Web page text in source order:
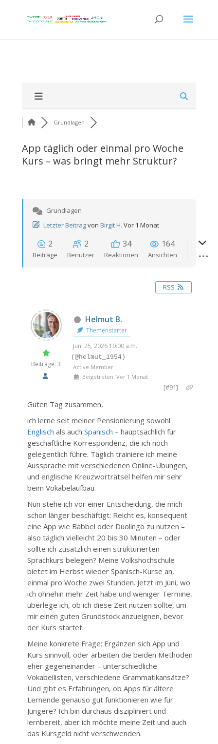
Grundlagen
App täglich oder einmal pro Woche
Kurs – was bringt mehr Struktur?
Grundlagen
Letzter Beitragvon Birgit H. Vor 1 Monat
2
Beiträge
2
Benutzer
34
Reaktionen
164
Ansichten
RSS
Beiträge: 3
Helmut B.
Themenstarter
Juni 25, 2026 10:00 a.m.
(@helmut_1954)
Active Member
Beigetreten: Vor 1 Monat
[#91]
Guten Tag zusammen,
ich lerne seit meiner Pensionierung sowohl
Englisch als auch Spanisch – hauptsächlich für
geschäftliche Korrespondenz, die ich noch
gelegentlich führe. Täglich trainiere ich meine
Aussprache mit verschiedenen Online-Übungen,
und englische Kreuzworträtsel helfen mir sehr
beim Vokabelaufbau.
Nun stehe ich vor einer Entscheidung, die mich
schon länger beschäftigt: Reicht es, konsequent
eine App wie Babbel oder Duolingo zu nutzen –
also täglich vielleicht 20 bis 30 Minuten – oder
sollte ich zusätzlich einen strukturierten
Sprachkurs belegen? Meine Volkshochschule
bietet im Herbst wieder Spanisch-Kurse an,
einmal pro Woche zwei Stunden. Jetzt im Juni, wo
ich ohnehin mehr Zeit habe und weniger Termine,
überlege ich, ob ich diese Zeit nutzen sollte, um
mir einen guten Grundstock anzueignen, bevor
der Kurs startet.
Meine konkrete Frage: Ergänzen sich App und
Kurs sinnvoll, oder arbeiten die beiden Methoden
eher gegeneinander – unterschiedliche
Vokabellisten, verschiedene Grammatikansätze?
Und gibt es Erfahrungen, ob Apps für ältere
Lernende genauso gut funktionieren wie für
Jüngere? Ich bin durchaus diszipliniert und
lernbereit, aber ich möchte meine Zeit und auch
das Kursgeld nicht verschwenden.